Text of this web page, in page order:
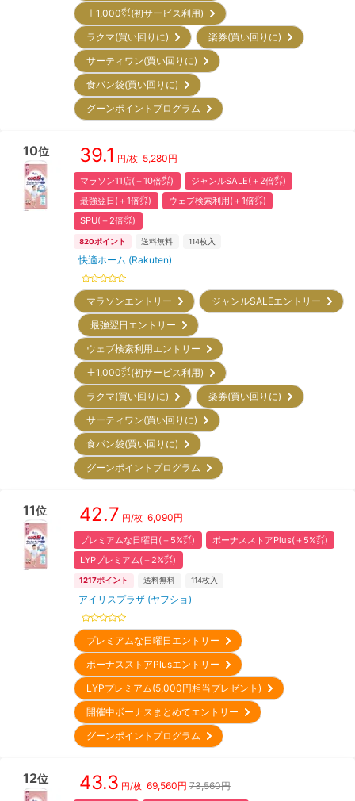
＋1,000㌽(初サービス利用)
ラクマ(買い回りに)
楽券(買い回りに)
サーティワン(買い回りに)
食パン袋(買い回りに)
グーンポイントプログラム
10位 39.1 円/枚 5,280円
マラソン11店(＋10倍㌽)
ジャンルSALE(＋2倍㌽)
最強翌日(＋1倍㌽)
ウェブ検索利用(＋1倍㌽)
SPU(＋2倍㌽)
820ポイント 送料無料 114枚入
快適ホーム (Rakuten)
マラソンエントリー
ジャンルSALEエントリー
最強翌日エントリー
ウェブ検索利用エントリー
＋1,000㌽(初サービス利用)
ラクマ(買い回りに)
楽券(買い回りに)
サーティワン(買い回りに)
食パン袋(買い回りに)
グーンポイントプログラム
11位 42.7 円/枚 6,090円
プレミアムな日曜日(＋5%㌽)
ボーナスストアPlus(＋5%㌽)
LYPプレミアム(＋2%㌽)
1217ポイント 送料無料 114枚入
アイリスプラザ (ヤフショ)
プレミアムな日曜日エントリー
ボーナスストアPlusエントリー
LYPプレミアム(5,000円相当プレゼント)
開催中ボーナスまとめてエントリー
グーンポイントプログラム
12位 43.3 円/枚 69,560円 73,560円